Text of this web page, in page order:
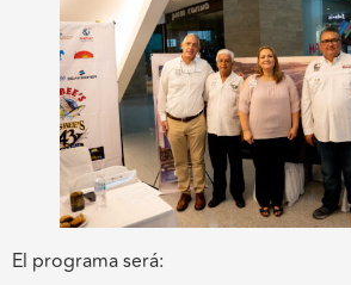
El programa será: